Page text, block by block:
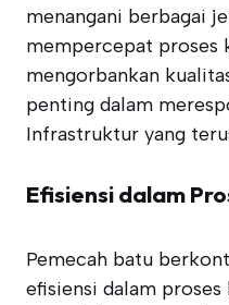
menangani berbagai
mempercepat proses
mengorbankan
penting dalam
Infrastruktur yang
Efisiensi dalam
Pemecah batu
efisiensi dalam